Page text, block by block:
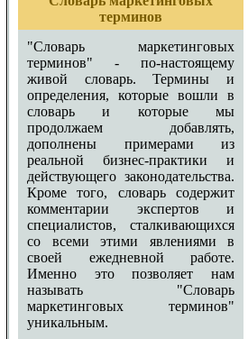
терминов
"Словарь маркетинговых
терминов" - по-настоящему
живой словарь. Термины и
определения, которые вошли в
словарь и которые мы
продолжаем добавлять,
дополнены примерами из
реальной бизнес-практики и
действующего законодательства.
Кроме того, словарь содержит
комментарии экспертов и
специалистов, сталкивающихся
со всеми этими явлениями в
своей ежедневной работе.
Именно это позволяет нам
называть "Словарь
маркетинговых терминов"
уникальным.